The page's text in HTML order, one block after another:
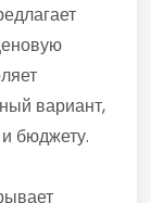
вариант,
бюджету.